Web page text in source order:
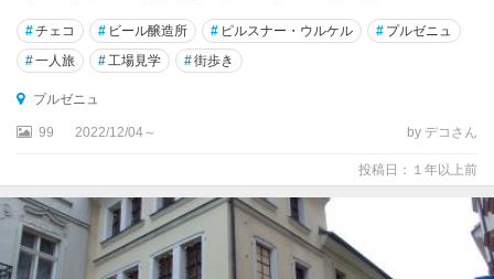
#チェコ # ビール醸造所 # ピルスナー・ウルケル # プルゼニュ
#一人旅 # 工場見学 #街歩き
プルゼニュ
99 2022/12/04～ by デコさん
投稿日：１年以上前